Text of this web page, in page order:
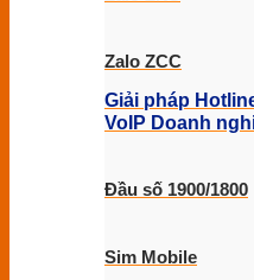
Zalo ZCC
Giải pháp
VoIP Doanh
Đầu số 1900/1800
Sim Mobile